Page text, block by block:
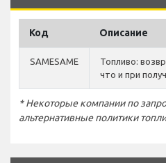
Код Описание
SAMESAME
Топливо:
что и при
* Некоторые компании по
альтернативные политики